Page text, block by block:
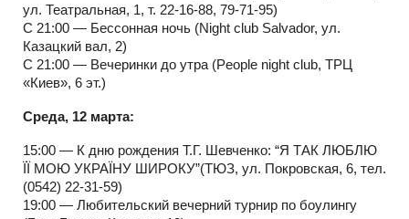
ул. Театральная, 1, т. 22-16-88, 79-71-95)
С 21:00 — Бессонная ночь (Night club Salvador, ул.
Казацкий вал, 2)
С 21:00 — Вечеринки до утра (People night club, ТРЦ
«Киев», 6 эт.)
Среда, 12 марта:
15:00 — К дню рождения Т.Г. Шевченко: “Я ТАК ЛЮБЛЮ
ЇЇ МОЮ УКРАЇНУ ШИРОКУ”(ТЮЗ, ул. Покровская, 6, тел.
(0542) 22-31-59)
19:00 — Любительский вечерний турнир по боулингу